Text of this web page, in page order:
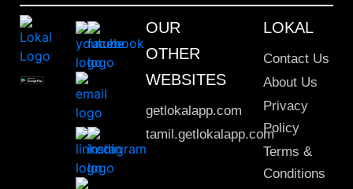
OUR
OTHER
WEBSITES
getlokalapp.com
tamil.getlokalapp.com
LOKAL
Contact Us
About Us
Privacy
Policy
Terms &
Conditions